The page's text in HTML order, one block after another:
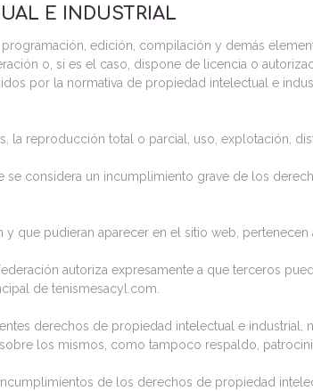
E INDUSTRIAL
edición, compilación y demás
o, si es el caso, dispone de licencia o
por la normativa de propiedad intelectual e
la reproducción total o parcial, uso, explotación,
se considera un incumplimiento grave de los
que pudieran aparecer en el sitio web,
autoriza expresamente a que terceros
de tenismesacyl.com.
derechos de propiedad intelectual e
los mismos, como tampoco respaldo,
de los derechos de propiedad